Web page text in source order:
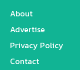
About
Advertise
Privacy Policy
Contact